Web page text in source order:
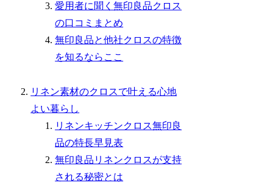
愛用者に聞く無印良品クロス
の口コミまとめ
無印良品と他社クロスの特徴
を知るならここ
リネン素材のクロスで叶える心地
よい暮らし
リネンキッチンクロス無印良
品の特長早見表
無印良品リネンクロスが支持
される秘密とは